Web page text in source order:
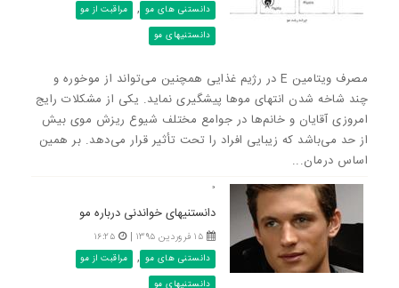
دانستنی های مو ,
مراقبت از مو
دانستنیهای مو
مصرف ویتامین E در رژیم غذایی همچنین می‌تواند از موخوره و
چند شاخه شدن انتهای موها پیشگیری نماید. یکی از مشکلات رایج
امروزی آقایان و خانم‌ها در جوامع مختلف شیوع ریزش موی بیش
از حد می‌باشد که زیبایی افراد را تحت تأثیر قرار می‌دهد. بر همین
اساس درمان...
۰
دانستنیهای خواندنی درباره مو
۱۵ فروردین ۱۳۹۵ | ۱۶:۲۵
دانستنی های مو ,
مراقبت از مو
دانستنیهای مو